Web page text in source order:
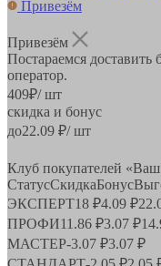
Привезём
Привезём
Постараемся
оператор.
409₽/ шт
скидка и бонус
до22.09 ₽/ шт
Клуб покупателей
СтатусСкидкаБонус
ЭКСПЕРТ18 ₽4.09 ₽
ПРОФИ11.86 ₽3.07 ₽
МАСТЕР-3.07 ₽3.07 ₽